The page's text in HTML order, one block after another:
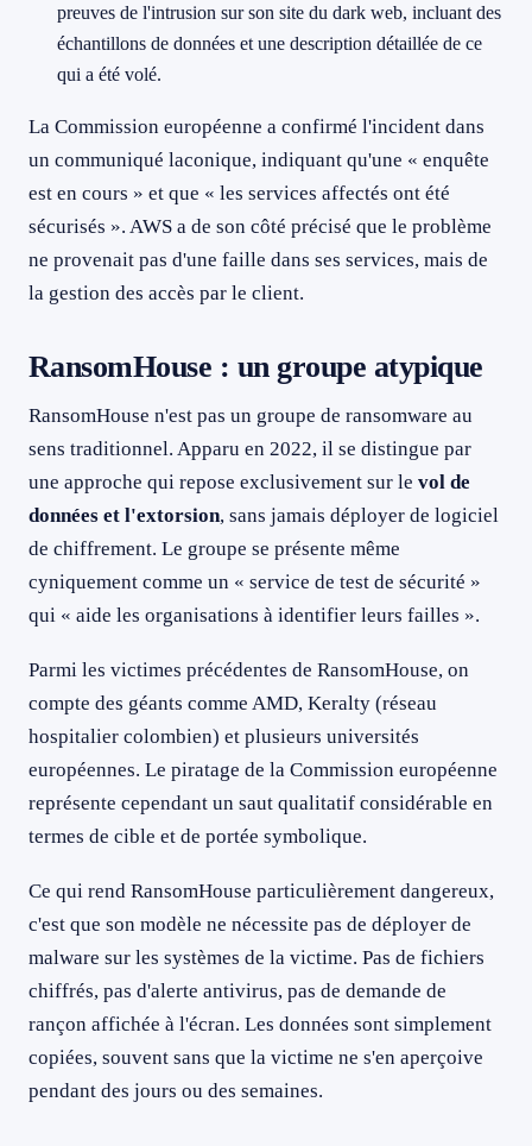
preuves de l'intrusion sur son site du dark web, incluant des
échantillons de données et une description détaillée de ce
qui a été volé.
La Commission européenne a confirmé l'incident dans
un communiqué laconique, indiquant qu'une « enquête
est en cours » et que « les services affectés ont été
sécurisés ». AWS a de son côté précisé que le problème
ne provenait pas d'une faille dans ses services, mais de
la gestion des accès par le client.
RansomHouse : un groupe atypique
RansomHouse n'est pas un groupe de ransomware au
sens traditionnel. Apparu en 2022, il se distingue par
une approche qui repose exclusivement sur le vol de
données et l'extorsion, sans jamais déployer de logiciel
de chiffrement. Le groupe se présente même
cyniquement comme un « service de test de sécurité »
qui « aide les organisations à identifier leurs failles ».
Parmi les victimes précédentes de RansomHouse, on
compte des géants comme AMD, Keralty (réseau
hospitalier colombien) et plusieurs universités
européennes. Le piratage de la Commission européenne
représente cependant un saut qualitatif considérable en
termes de cible et de portée symbolique.
Ce qui rend RansomHouse particulièrement dangereux,
c'est que son modèle ne nécessite pas de déployer de
malware sur les systèmes de la victime. Pas de fichiers
chiffrés, pas d'alerte antivirus, pas de demande de
rançon affichée à l'écran. Les données sont simplement
copiées, souvent sans que la victime ne s'en aperçoive
pendant des jours ou des semaines.